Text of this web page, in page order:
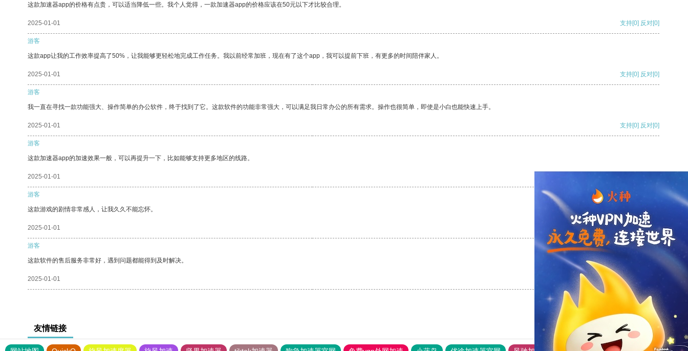
这款加速器app的价格有点贵，可以适当降低一些。我个人觉得，一款加速器app的价格应该在50元以下才比较合理。
2025-01-01 支持[0] 反对[0]
游客
这款app让我的工作效率提高了50%，让我能够更轻松地完成工作任务。我以前经常加班，现在有了这个app，我可以提前下班，有更多的时间陪伴家人。
2025-01-01 支持[0] 反对[0]
游客
我一直在寻找一款功能强大、操作简单的办公软件，终于找到了它。这款软件的功能非常强大，可以满足我日常办公的所有需求。操作也很简单，即使是小白也能快速上手。
2025-01-01 支持[0] 反对[0]
游客
这款加速器app的加速效果一般，可以再提升一下，比如能够支持更多地区的线路。
2025-01-01
游客
这款游戏的剧情非常感人，让我久久不能忘怀。
2025-01-01 支持 [0] 反对 [0]
游客
这款软件的售后服务非常好，遇到问题都能得到及时解决。
2025-01-01 支持
友情链接